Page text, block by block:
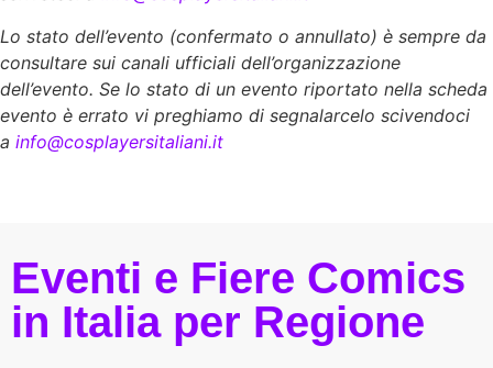
Lo stato dell’evento (confermato o annullato) è sempre da
consultare sui canali ufficiali dell’organizzazione
dell’evento. Se lo stato di un evento riportato nella scheda
evento è errato vi preghiamo di segnalarcelo scivendoci
a info@cosplayersitaliani.it
Eventi e Fiere Comics
in Italia per Regione